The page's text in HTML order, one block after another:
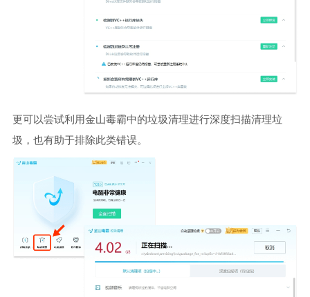
更可以尝试利用金山毒霸中的垃圾清理进行深度扫描清理垃
圾，也有助于排除此类错误。